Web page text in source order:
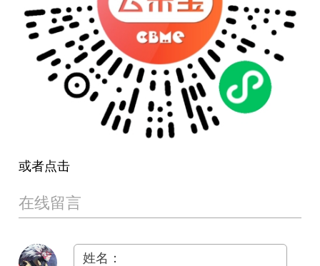
或者点击
在线留言
姓名：